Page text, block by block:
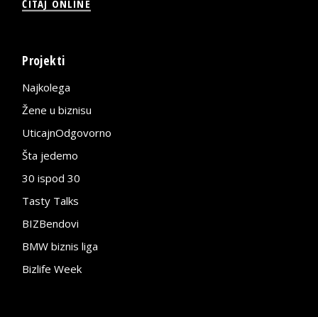
ČITAJ ONLINE
Projekti
Najkolega
Žene u biznisu
UticajnOdgovorno
Šta jedemo
30 ispod 30
Tasty Talks
BIZBendovi
BMW biznis liga
Bizlife Week